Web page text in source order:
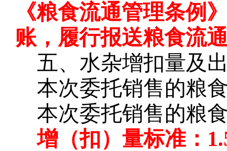
《粮食流通管理条例
账，履行报送粮食流
五、水杂增扣量及
本次委托销售的粮
本次委托销售的粮
增（扣）量标准：